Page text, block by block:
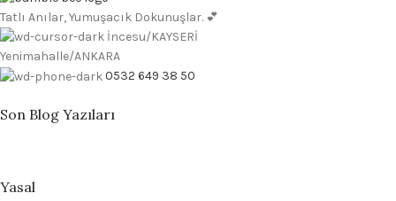
Tatlı Anılar, Yumuşacık Dokunuşlar. 💕
İncesu/KAYSERİ
Yenimahalle/ANKARA
0532 649 38 50
Son Blog Yazıları
Yasal